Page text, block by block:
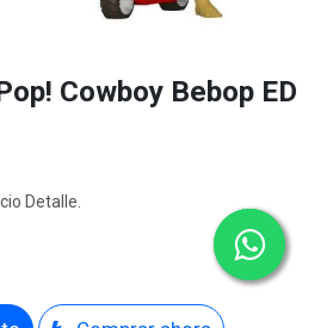
Cowboy Bebop ED
Detalle.